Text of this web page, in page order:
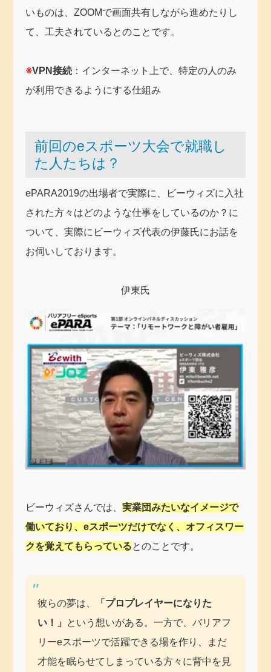
いものは、ZOOMで画面共有しながら進めたりし
て、工夫されているとのことです。
※VPN接続 ：インターネット上で、特定の人のみ
が利用できるようにする仕組み
前回のeスポーツ大会で就職し
た人たちは？
ePARA2019の出場者で実際に、ビーウィズに入社
された方々はどのような仕事をしているのか？に
ついて、実際にビーウィズ代表の伊藤氏にお話を
お伺いしております。
伊東氏
ビーウィズさんでは、実業団みたいなイメージで
働いており、eスポーツだけでなく、オフィスワー
クを覚えてもらっているとのことです。
彼らの夢は、
「プロプレイヤーになりた
い！」 という想いがある。一方で、バリアフ
リーeスポーツで活躍できる場を作り、まだ
才能を眠らせてしまっている方々に背中を見